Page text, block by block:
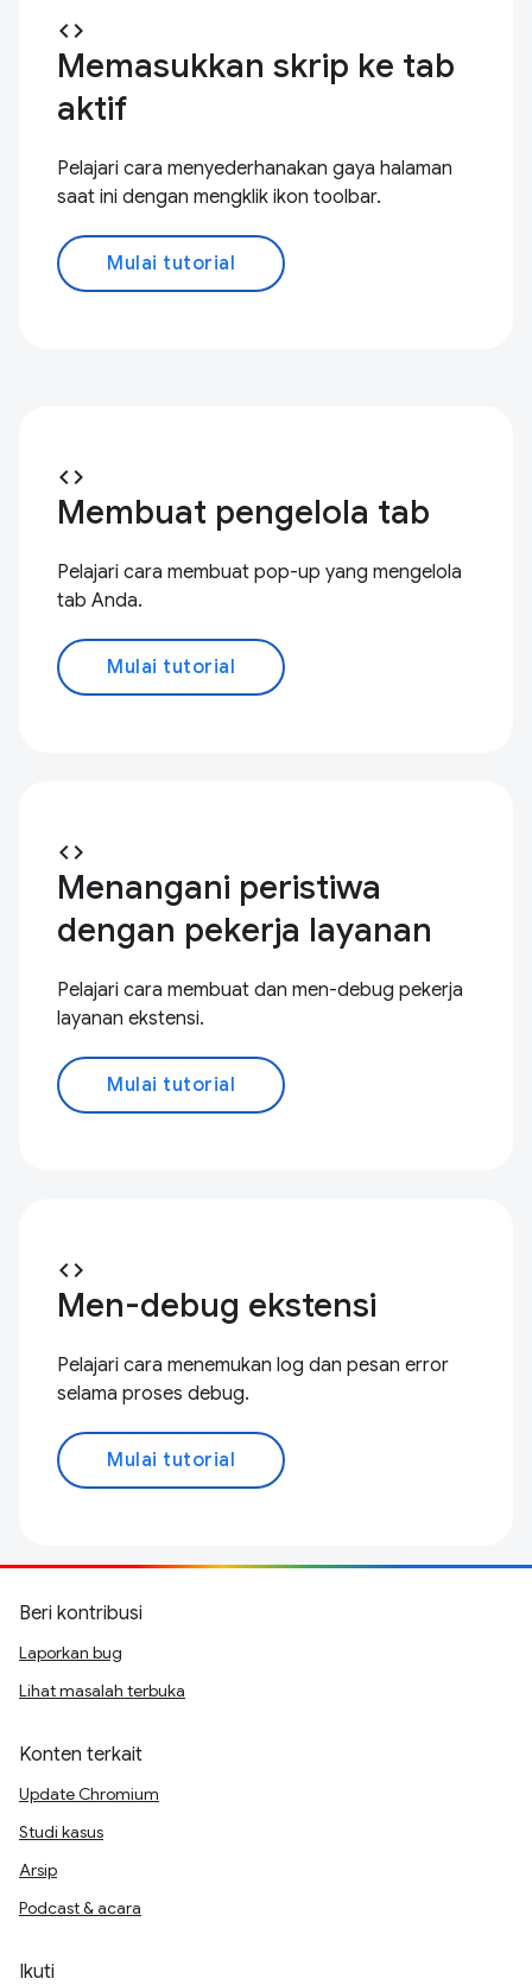
code
Memasukkan skrip ke tab
aktif
Pelajari cara menyederhanakan gaya halaman
saat ini dengan mengklik ikon toolbar.
Mulai tutorial
code
Membuat pengelola tab
Pelajari cara membuat pop-up yang mengelola
tab Anda.
Mulai tutorial
code
Menangani peristiwa
dengan pekerja layanan
Pelajari cara membuat dan men-debug pekerja
layanan ekstensi.
Mulai tutorial
code
Men-debug ekstensi
Pelajari cara menemukan log dan pesan error
selama proses debug.
Mulai tutorial
Beri kontribusi
Laporkan bug
Lihat masalah terbuka
Konten terkait
Update Chromium
Studi kasus
Arsip
Podcast & acara
Ikuti